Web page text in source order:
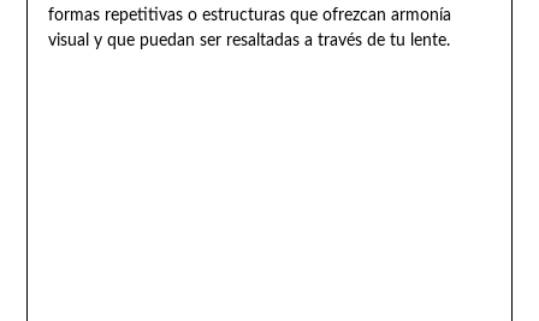
formas repetitivas o estructuras que ofrezcan armonía
visual y que puedan ser resaltadas a través de tu lente.